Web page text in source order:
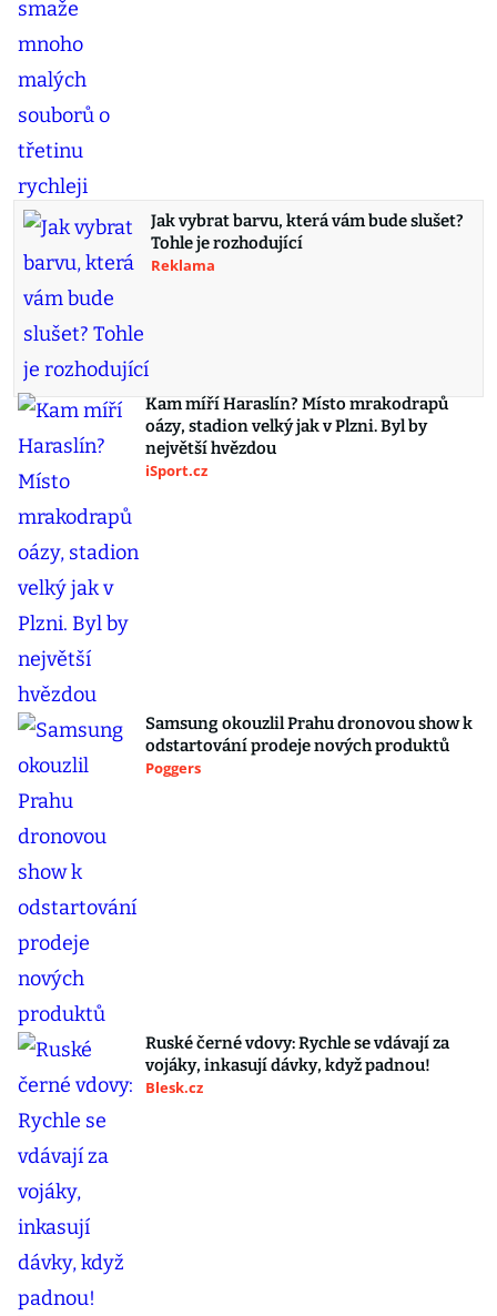
Jak vybrat barvu, která vám bude slušet?
Tohle je rozhodující
Reklama
Kam míří Haraslín? Místo mrakodrapů
oázy, stadion velký jak v Plzni. Byl by
největší hvězdou
iSport.cz
Samsung okouzlil Prahu dronovou show k
odstartování prodeje nových produktů
Poggers
Ruské černé vdovy: Rychle se vdávají za
vojáky, inkasují dávky, když padnou!
Blesk.cz